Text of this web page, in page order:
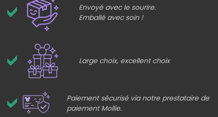
Envoyé avec le sourire.
Emballé avec soin !
Large choix, excellent choix
Paiement sécurisé via notre prestataire de
paiement Mollie.